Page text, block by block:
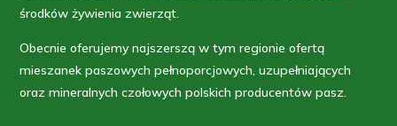
środków żywienia zwierząt.
Obecnie oferujemy najszerszą w tym regionie ofertą
mieszanek paszowych pełnoporcjowych, uzupełniających
oraz mineralnych czołowych polskich producentów pasz.